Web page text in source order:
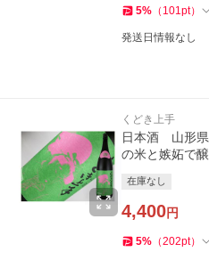
5% （ 101pt）
発送日情報なし
くどき上手
日本酒 山形
の米と嫉妬で
在庫なし
4,400円
5% （202pt）